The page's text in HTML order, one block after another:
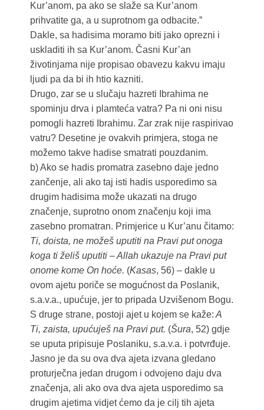
Kur’anom, pa ako se slaže sa Kur’anom
prihvatite ga, a u suprotnom ga odbacite.ˮ
Dakle, sa hadisima moramo biti jako oprezni i
uskladiti ih sa Kur’anom. Časni Kur’an
životinjama nije propisao obavezu kakvu imaju
ljudi pa da bi ih htio kazniti.
Drugo, zar se u slučaju hazreti Ibrahima ne
spominju drva i plamteća vatra? Pa ni oni nisu
pomogli hazreti Ibrahimu. Zar zrak nije raspirivao
vatru? Desetine je ovakvih primjera, stoga ne
možemo takve hadise smatrati pouzdanim.
b) Ako se hadis promatra zasebno daje jedno
zančenje, ali ako taj isti hadis usporedimo sa
drugim hadisima može ukazati na drugo
značenje, suprotno onom značenju koji ima
zasebno promatran. Primjerice u Kur’anu čitamo:
Ti, doista, ne možeš uputiti na Pravi put onoga
koga ti želiš uputiti – Allah ukazuje na Pravi put
onome kome On hoće. (Kasas, 56) – dakle u
ovom ajetu poriče se mogućnost da Poslanik,
s.a.v.a., upućuje, jer to pripada Uzvišenom Bogu.
S druge strane, postoji ajet u kojem se kaže: A
Ti, zaista, upućuješ na Pravi put. (Šura, 52) gdje
se uputa pripisuje Poslaniku, s.a.v.a. i potvrđuje.
Jasno je da su ova dva ajeta izvana gledano
proturječna jedan drugom i odvojeno daju dva
značenja, ali ako ova dva ajeta usporedimo sa
drugim ajetima vidjet ćemo da je cilj tih ajeta